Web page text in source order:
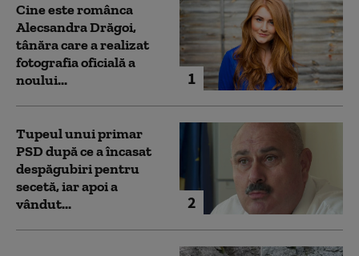
1
Cine este românca
Alecsandra Drăgoi,
tânăra care a realizat
fotografia oficială a
noului...
2
Tupeul unui primar
PSD după ce a încasat
despăgubiri pentru
secetă, iar apoi a
vândut...